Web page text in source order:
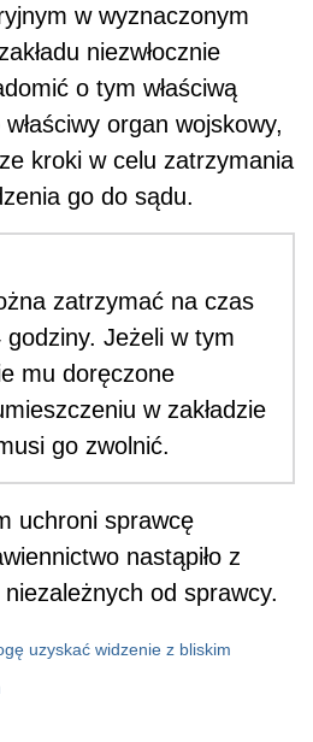
w wyznaczonym
niezwłocznie
o tym właściwą
organ wojskowy,
kroki w celu zatrzymania
go do sądu.
zatrzymać na czas
godziny. Jeżeli w tym
mu doręczone
w zakładzie
go zwolnić.
uchroni sprawcę
nastąpiło z
od sprawcy.
uzyskać widzenie z bliskim